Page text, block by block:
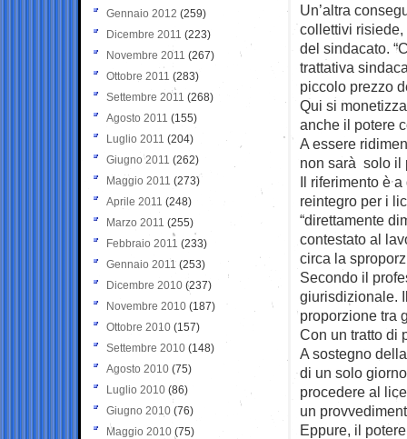
Un’altra
collettivi
del sindacato.
trattativa
piccolo prezzo
Qui si
anche il potere
A essere
non sarà solo il
Il riferimento è
reintegro per i
“direttamente
contestato al
circa la
Secondo il
giurisdizionale.
proporzione tra
Con un tratto di
A sostegno
di un solo
procedere al
un
Eppure, il
Gennaio 2012 (259)
Dicembre 2011 (223)
Novembre 2011 (267)
Ottobre 2011 (283)
Settembre 2011 (268)
Agosto 2011 (155)
Luglio 2011 (204)
Giugno 2011 (262)
Maggio 2011 (273)
Aprile 2011 (248)
Marzo 2011 (255)
Febbraio 2011 (233)
Gennaio 2011 (253)
Dicembre 2010 (237)
Novembre 2010 (187)
Ottobre 2010 (157)
Settembre 2010 (148)
Agosto 2010 (75)
Luglio 2010 (86)
Giugno 2010 (76)
Maggio 2010 (75)